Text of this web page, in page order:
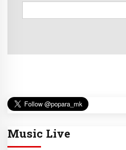
Music Live